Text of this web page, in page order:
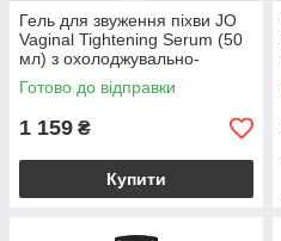
Гель для звуження піхви JO
Vaginal Tightening Serum (50
мл) з охолоджувально-
вібрувальним еф.
Готово до відправки
1 159 ₴
Купити